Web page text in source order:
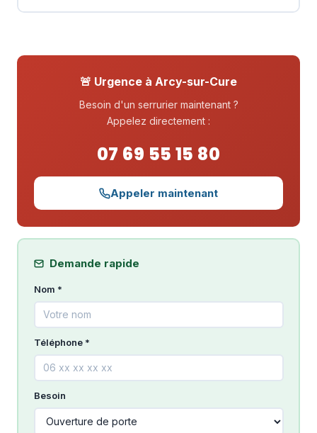
🚨 Urgence à Arcy-sur-Cure
Besoin d'un serrurier maintenant ?
Appelez directement :
07 69 55 15 80
Appeler maintenant
Demande rapide
Nom *
Téléphone *
Besoin